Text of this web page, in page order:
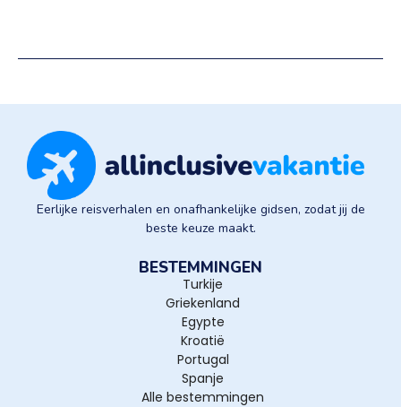
Eerlijke reisverhalen en onafhankelijke gidsen, zodat jij de
beste keuze maakt.
BESTEMMINGEN
Turkije
Griekenland
Egypte
Kroatië
Portugal
Spanje
Alle bestemmingen